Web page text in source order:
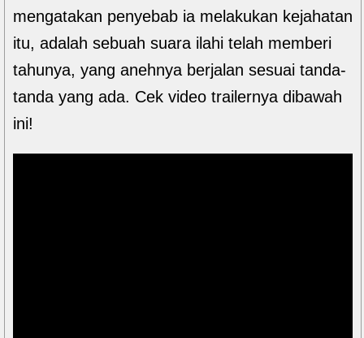
mengatakan penyebab ia melakukan kejahatan
itu, adalah sebuah suara ilahi telah memberi
tahunya, yang anehnya berjalan sesuai tanda-
tanda yang ada. Cek video trailernya dibawah
ini!